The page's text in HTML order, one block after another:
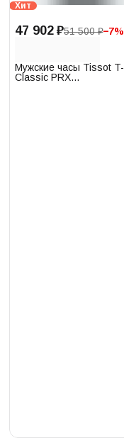
Хит
47 902 ₽51 500 ₽−7%
Мужские часы Tissot T-
Classic PRX